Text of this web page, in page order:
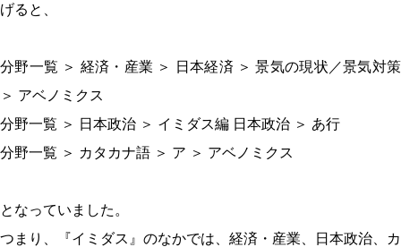
げると、
分野一覧 ＞ 経済・産業 ＞ 日本経済 ＞ 景気の現状／景気対策
＞ アベノミクス
分野一覧 ＞ 日本政治 ＞ イミダス編 日本政治 ＞ あ行
分野一覧 ＞ カタカナ語 ＞ ア ＞ アベノミクス
となっていました。
つまり、『イミダス』のなかでは、経済・産業、日本政治、カ